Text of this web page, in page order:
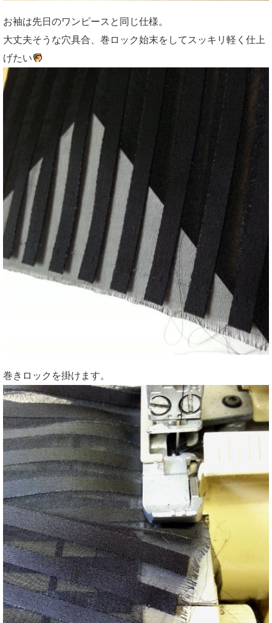
お袖は先日のワンピースと同じ仕様。
大丈夫そうな穴具合、巻ロック始末をしてスッキリ軽く仕上
げたい
巻きロックを掛けます。